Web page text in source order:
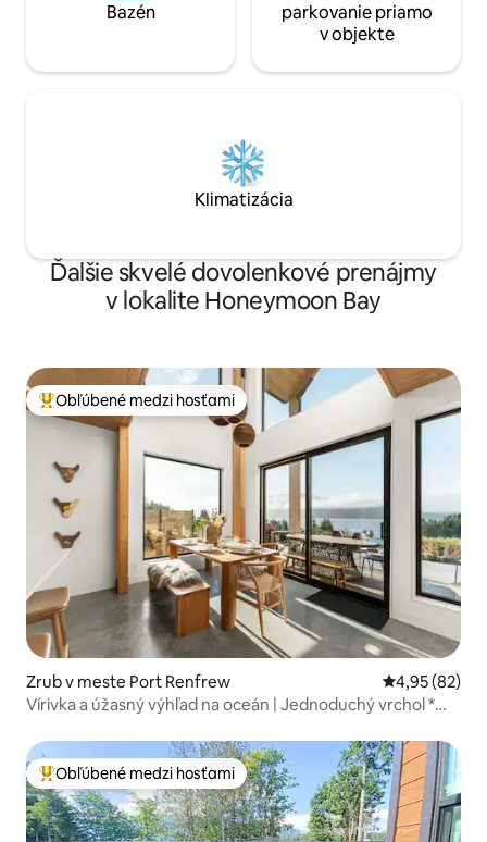
Bazén
parkovanie priamo
v objekte
Klimatizácia
Ďalšie skvelé dovolenkové prenájmy
v lokalite Honeymoon Bay
Najobľúbenejšie medzi hosťami
Obľúbené medzi hosťami
Zrub v meste Port Renfrew Priemerné
4,95 (82)
Vírivka a úžasný výhľad na oceán | Jednoduchý vrchol *
Najobľúbenejšie medzi hosťami
Obľúbené medzi hosťami